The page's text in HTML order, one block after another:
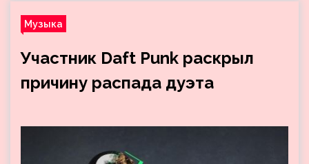
Музыка
Участник Daft Punk раскрыл
причину распада дуэта